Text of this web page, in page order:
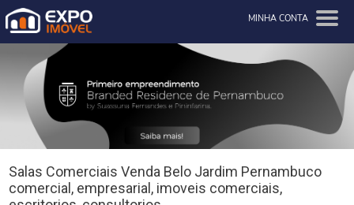
MINHA CONTA
Salas Comerciais Venda Belo Jardim Pernambuco
comercial, empresarial, imoveis comerciais,